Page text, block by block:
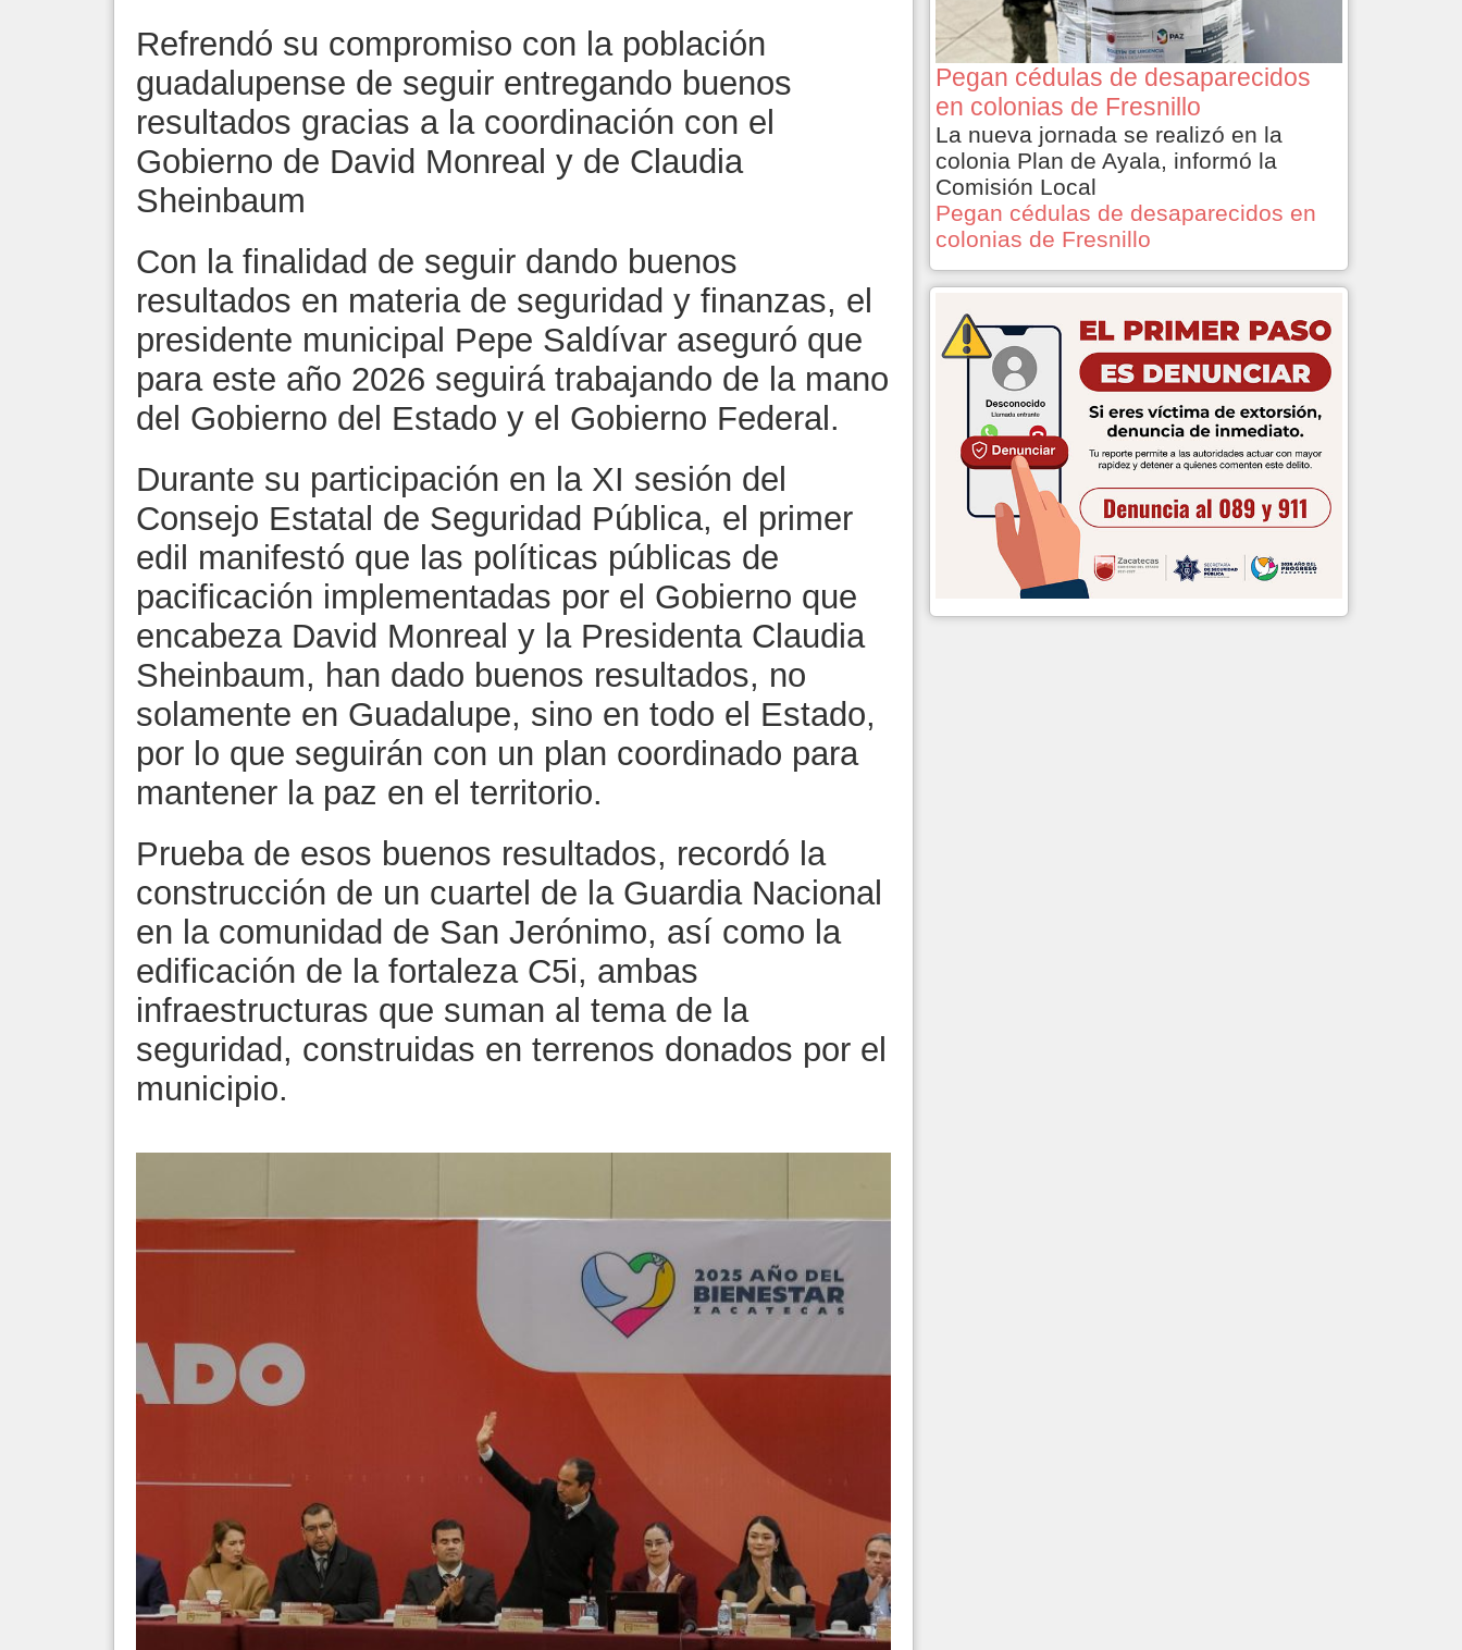
Refrendó su compromiso con la población
guadalupense de seguir entregando buenos
resultados gracias a la coordinación con el
Gobierno de David Monreal y de Claudia
Sheinbaum
Con la finalidad de seguir dando buenos
resultados en materia de seguridad y finanzas, el
presidente municipal Pepe Saldívar aseguró que
para este año 2026 seguirá trabajando de la mano
del Gobierno del Estado y el Gobierno Federal.
Durante su participación en la XI sesión del
Consejo Estatal de Seguridad Pública, el primer
edil manifestó que las políticas públicas de
pacificación implementadas por el Gobierno que
encabeza David Monreal y la Presidenta Claudia
Sheinbaum, han dado buenos resultados, no
solamente en Guadalupe, sino en todo el Estado,
por lo que seguirán con un plan coordinado para
mantener la paz en el territorio.
Prueba de esos buenos resultados, recordó la
construcción de un cuartel de la Guardia Nacional
en la comunidad de San Jerónimo, así como la
edificación de la fortaleza C5i, ambas
infraestructuras que suman al tema de la
seguridad, construidas en terrenos donados por el
municipio.
Pegan cédulas de desaparecidos
en colonias de Fresnillo
La nueva jornada se realizó en la
colonia Plan de Ayala, informó la
Comisión Local
Pegan cédulas de desaparecidos en
colonias de Fresnillo